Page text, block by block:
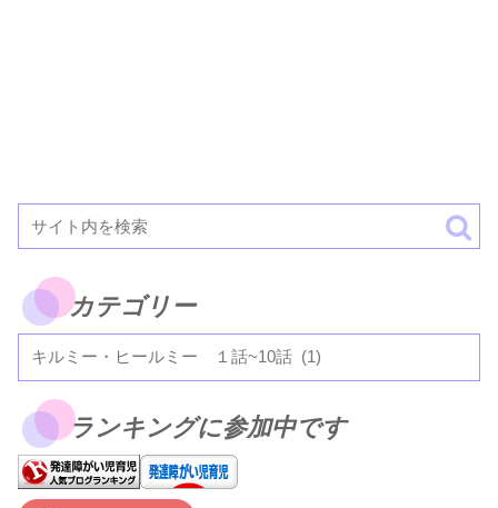
カテゴリー
ランキングに参加中です